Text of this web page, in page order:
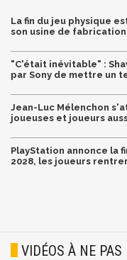
La fin du jeu physique
son usine de
"C'était inévitable" :
par Sony de mettre un
Jean-Luc Mélenchon
joueuses et joueurs
PlayStation annonce la
2028, les joueurs
VIDÉOS À NE PAS